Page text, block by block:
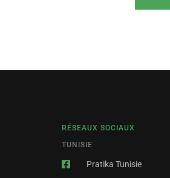
RÉSEAUX SOCIAUX
TUNISIE
Pratika Tunisie